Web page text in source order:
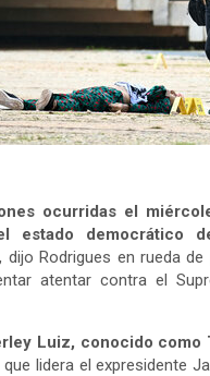
ocurridas el
estado democrático
dijo Rodrigues en rueda
atentar contra el
Luiz, conocido como
lidera el expresidente